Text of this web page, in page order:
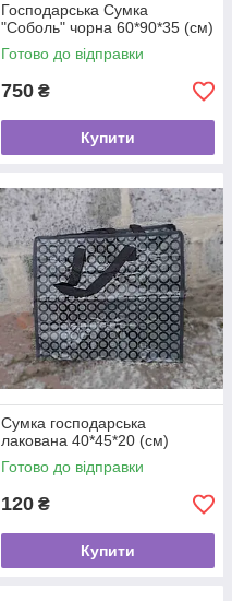
Господарська Сумка
"Соболь" чорна 60*90*35 (см)
Готово до відправки
750 ₴
Купити
Сумка господарська
лакована 40*45*20 (см)
Готово до відправки
120 ₴
Купити